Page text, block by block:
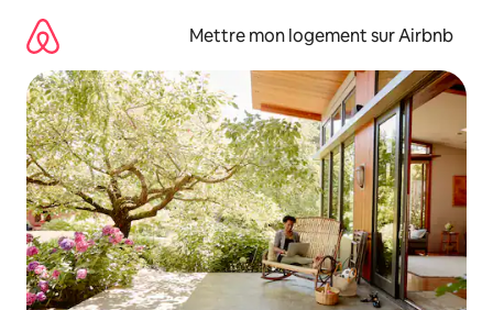
directement
contenu
Mettre mon logement sur Airbnb